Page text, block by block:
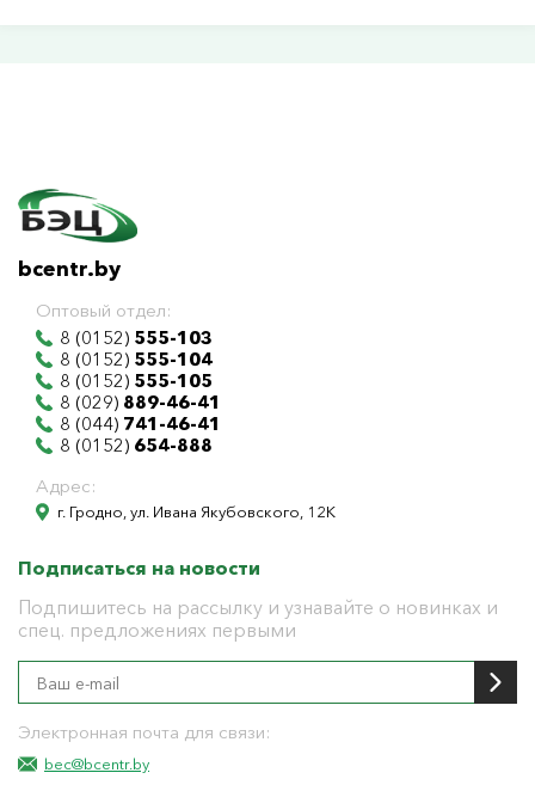
bcentr.by
Оптовый отдел:
8 (0152) 555-103
8 (0152) 555-104
8 (0152) 555-105
8 (029) 889-46-41
8 (044) 741-46-41
8 (0152) 654-888
Адрес:
г. Гродно, ул. Ивана Якубовского, 12К
Подписаться на новости
Подпишитесь на рассылку и узнавайте о новинках и
спец. предложениях первыми
Электронная почта для связи:
bec@bcentr.by